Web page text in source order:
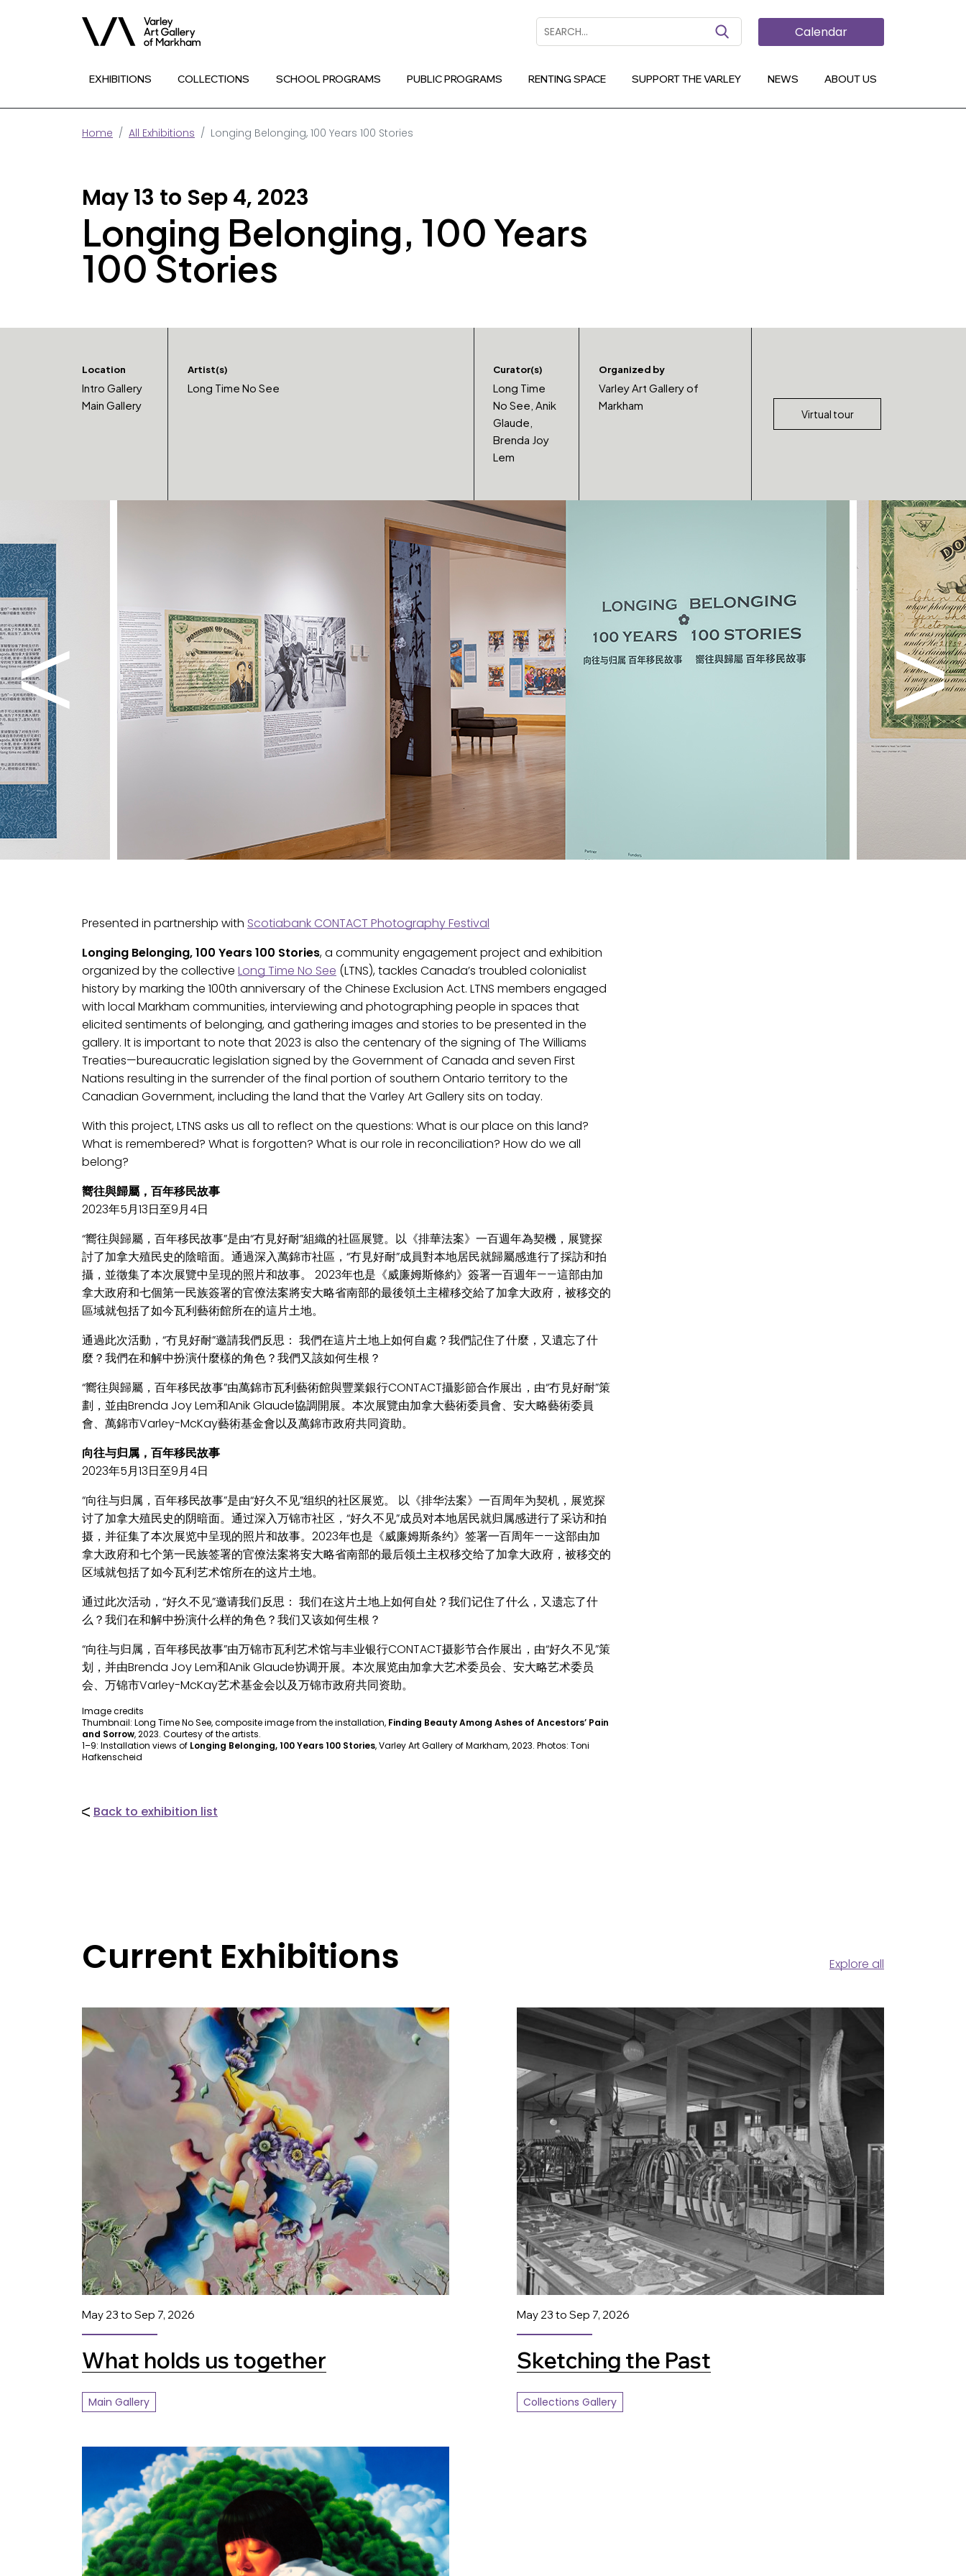
Search Search ButtonCalendar
EXHIBITIONS COLLECTIONS SCHOOL PROGRAMS PUBLIC PROGRAMS RENTING SPACE SUPPORT THE VARLEY NEWS ABOUT US
Home All Exhibitions Longing Belonging, 100 Years 100 Stories
May 13 to Sep 4, 2023
Longing Belonging, 100 Years
100 Stories
Location
Intro Gallery
Main Gallery
Artist(s)
Long Time No See
Curator(s)
Long Time
No See, Anik
Glaude,
Brenda Joy
Lem
Organized by
Varley Art Gallery of
Markham
Virtual tour
Presented in partnership with Scotiabank CONTACT Photography Festival
Longing Belonging, 100 Years 100 Stories, a community engagement project and exhibition
organized by the collective Long Time No See (LTNS), tackles Canada’s troubled colonialist
history by marking the 100th anniversary of the Chinese Exclusion Act. LTNS members engaged
with local Markham communities, interviewing and photographing people in spaces that
elicited sentiments of belonging, and gathering images and stories to be presented in the
gallery. It is important to note that 2023 is also the centenary of the signing of The Williams
Treaties—bureaucratic legislation signed by the Government of Canada and seven First
Nations resulting in the surrender of the final portion of southern Ontario territory to the
Canadian Government, including the land that the Varley Art Gallery sits on today.
With this project, LTNS asks us all to reflect on the questions: What is our place on this land?
What is remembered? What is forgotten? What is our role in reconciliation? How do we all
belong?
嚮往與歸屬，百年移民故事
2023年5月13日至9月4日
“嚮往與歸屬，百年移民故事”是由“冇見好耐”組織的社區展覽。以《排華法案》一百週年為契機，展覽探
討了加拿大殖民史的陰暗面。通過深入萬錦市社區，“冇見好耐”成員對本地居民就歸屬感進行了採訪和拍
攝，並徵集了本次展覽中呈現的照片和故事。 2023年也是《威廉姆斯條約》簽署一百週年——這部由加
拿大政府和七個第一民族簽署的官僚法案將安大略省南部的最後領土主權移交給了加拿大政府，被移交的
區域就包括了如今瓦利藝術館所在的這片土地。
通過此次活動，“冇見好耐”邀請我們反思： 我們在這片土地上如何自處？我們記住了什麼，又遺忘了什
麼？我們在和解中扮演什麼樣的角色？我們又該如何生根？
“嚮往與歸屬，百年移民故事”由萬錦市瓦利藝術館與豐業銀行CONTACT攝影節合作展出，由“冇見好耐”策
劃，並由Brenda Joy Lem和Anik Glaude協調開展。本次展覽由加拿大藝術委員會、安大略藝術委員
會、萬錦市Varley-McKay藝術基金會以及萬錦市政府共同資助。
向往与归属，百年移民故事
2023年5月13日至9月4日
“向往与归属，百年移民故事”是由“好久不见”组织的社区展览。 以《排华法案》一百周年为契机，展览探
讨了加拿大殖民史的阴暗面。通过深入万锦市社区，“好久不见”成员对本地居民就归属感进行了采访和拍
摄，并征集了本次展览中呈现的照片和故事。2023年也是《威廉姆斯条约》签署一百周年——这部由加
拿大政府和七个第一民族签署的官僚法案将安大略省南部的最后领土主权移交给了加拿大政府，被移交的
区域就包括了如今瓦利艺术馆所在的这片土地。
通过此次活动，“好久不见”邀请我们反思： 我们在这片土地上如何自处？我们记住了什么，又遗忘了什
么？我们在和解中扮演什么样的角色？我们又该如何生根？
“向往与归属，百年移民故事”由万锦市瓦利艺术馆与丰业银行CONTACT摄影节合作展出，由“好久不见”策
划，并由Brenda Joy Lem和Anik Glaude协调开展。本次展览由加拿大艺术委员会、安大略艺术委员
会、万锦市Varley-McKay艺术基金会以及万锦市政府共同资助。
Image credits
Thumbnail: Long Time No See, composite image from the installation, Finding Beauty Among Ashes of Ancestors’ Pain
and Sorrow, 2023. Courtesy of the artists.
1–9: Installation views of Longing Belonging, 100 Years 100 Stories, Varley Art Gallery of Markham, 2023. Photos: Toni
Hafkenscheid
Back to exhibition list
Current Exhibitions Explore all
May 23 to Sep 7, 2026
What holds us together
Main Gallery
May 23 to Sep 7, 2026
Sketching the Past
Collections Gallery